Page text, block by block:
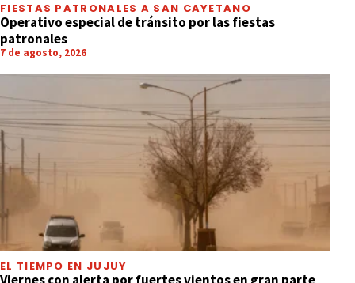
FIESTAS PATRONALES A SAN CAYETANO
Operativo especial de tránsito por las fiestas
patronales
7 de agosto, 2026
EL TIEMPO EN JUJUY